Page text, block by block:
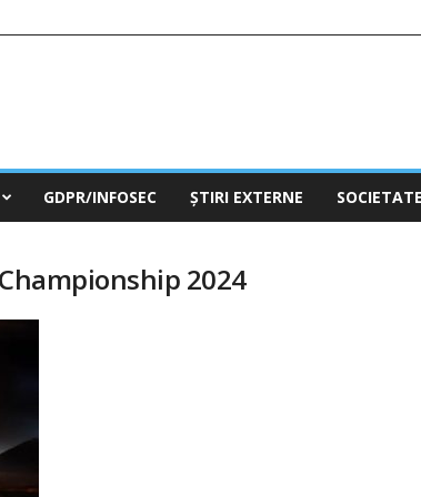
GDPR/INFOSEC ȘTIRI EXTERNE SOCIETATE
2024